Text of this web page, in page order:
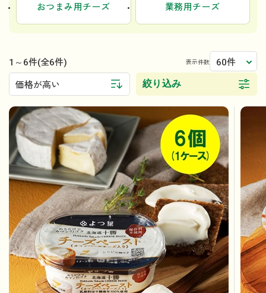
おつまみ用チーズ 業務用チーズ
1～6件(全6件) 表示件数 60件
価格が高い 絞り込み